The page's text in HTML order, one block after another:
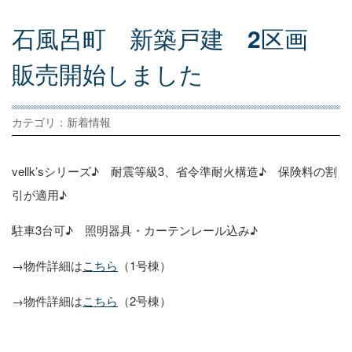
石風呂町 新築戸建 2区画
販売開始し ま した
カテゴリ：新着情報
vellk’sシリーズ♪ 耐震等級3、省令準耐火構造♪ 保険料の割
引が適用♪
駐車3台可♪ 照明器具・カーテンレール込み♪
→物件詳細はこちら （1号棟）
→物件詳細はこちら （2号棟）